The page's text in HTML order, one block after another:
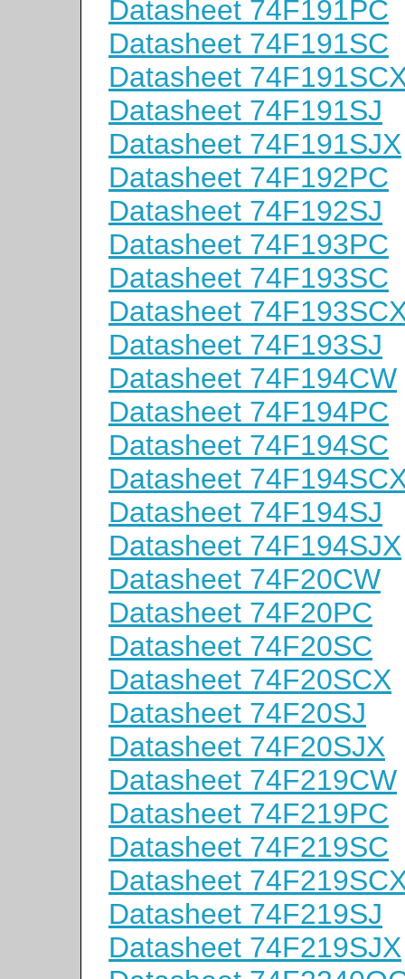
Datasheet 74F191PC
Datasheet 74F191SC
Datasheet
Datasheet 74F191SJ
Datasheet 74F191SJX
Datasheet 74F192PC
Datasheet 74F192SJ
Datasheet 74F193PC
Datasheet 74F193SC
Datasheet
Datasheet 74F193SJ
Datasheet 74F194CW
Datasheet 74F194PC
Datasheet 74F194SC
Datasheet
Datasheet 74F194SJ
Datasheet 74F194SJX
Datasheet 74F20CW
Datasheet 74F20PC
Datasheet 74F20SC
Datasheet 74F20SCX
Datasheet 74F20SJ
Datasheet 74F20SJX
Datasheet 74F219CW
Datasheet 74F219PC
Datasheet 74F219SC
Datasheet
Datasheet 74F219SJ
Datasheet 74F219SJX